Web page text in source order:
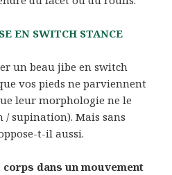
EN SWITCH STANCE
un beau jibe en switch
vos pieds ne parviennent
leur morphologie ne le
supination). Mais sans
t-il aussi.
dans un mouvement